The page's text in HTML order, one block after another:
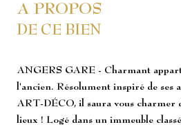
A PROPOS
DE CE BIEN
ANGERS GARE - Charmant
l'ancien. Résolument inspiré de ses
ART-DÉCO, il saura vous charmer
lieux ! Logé dans un immeuble